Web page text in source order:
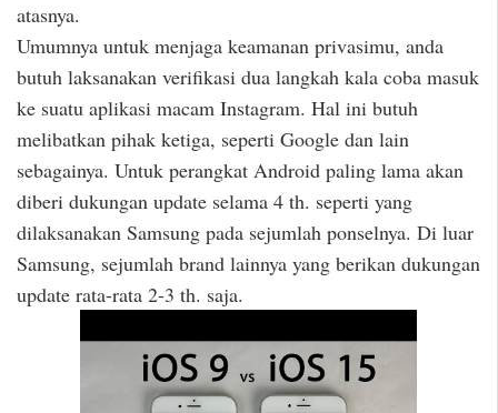
atasnya.
Umumnya untuk menjaga keamanan privasimu, anda
butuh laksanakan verifikasi dua langkah kala coba masuk
ke suatu aplikasi macam Instagram. Hal ini butuh
melibatkan pihak ketiga, seperti Google dan lain
sebagainya. Untuk perangkat Android paling lama akan
diberi dukungan update selama 4 th. seperti yang
dilaksanakan Samsung pada sejumlah ponselnya. Di luar
Samsung, sejumlah brand lainnya yang berikan dukungan
update rata-rata 2-3 th. saja.